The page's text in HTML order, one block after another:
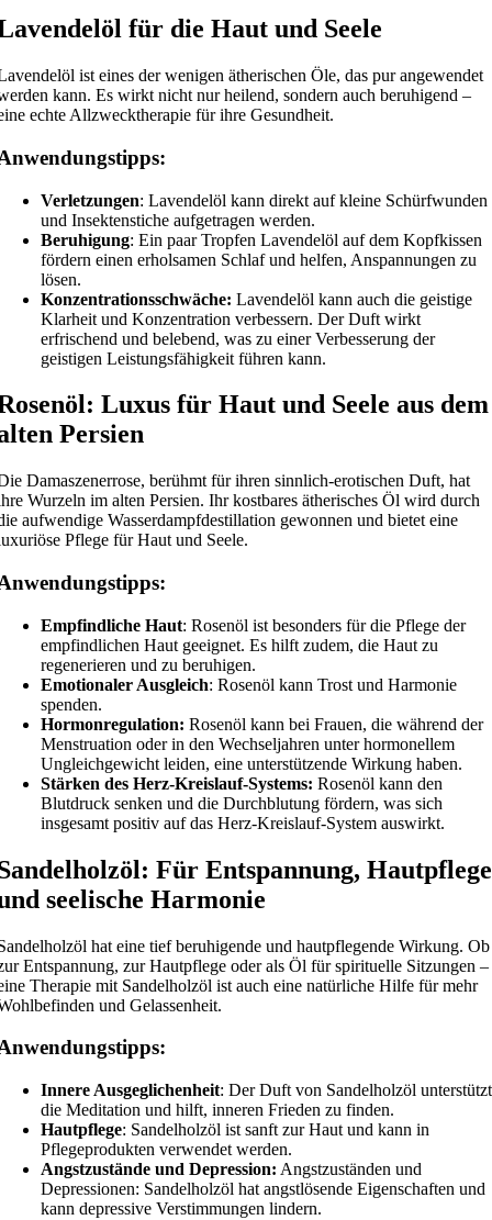
für die Haut und Seele
ist eines der wenigen ätherischen Öle, das pur angewendet
kann. Es wirkt nicht nur heilend, sondern auch beruhigend –
echte Allzwecktherapie für ihre Gesundheit.
Verletzungen: Lavendelöl kann direkt auf kleine Schürfwunden
und Insektenstiche aufgetragen werden.
Beruhigung: Ein paar Tropfen Lavendelöl auf dem Kopfkissen
fördern einen erholsamen Schlaf und helfen, Anspannungen zu
lösen.
Konzentrationsschwäche:Lavendelöl kann auch die geistige
Klarheit und Konzentration verbessern. Der Duft wirkt
erfrischend und belebend, was zu einer Verbesserung der
geistigen Leistungsfähigkeit führen kann.
Luxus für Haut und Seele aus dem
Persien
Damaszenerrose, berühmt für ihren sinnlich-erotischen Duft, hat
Wurzeln im alten Persien. Ihr kostbares ätherisches Öl wird durch
aufwendige Wasserdampfdestillation gewonnen und bietet eine
Pflege für Haut und Seele.
Empfindliche Haut: Rosenöl ist besonders für die Pflege der
empfindlichen Haut geeignet. Es hilft zudem, die Haut zu
regenerieren und zu beruhigen.
Emotionaler Ausgleich: Rosenöl kann Trost und Harmonie
spenden.
Hormonregulation: Rosenöl kann bei Frauen, die während der
Menstruation oder in den Wechseljahren unter hormonellem
Ungleichgewicht leiden, eine unterstützende Wirkung haben.
Stärken des Herz-Kreislauf-Systems: Rosenöl kann den
Blutdruck senken und die Durchblutung fördern, was sich
insgesamt positiv auf das Herz-Kreislauf-System auswirkt.
Für Entspannung, Hautpflege
seelische Harmonie
hat eine tief beruhigende und hautpflegende Wirkung. Ob
Entspannung, zur Hautpflege oder als Öl für spirituelle Sitzungen –
Therapie mit Sandelholzöl ist auch eine natürliche Hilfe für mehr
und Gelassenheit.
Innere Ausgeglichenheit: Der Duft von Sandelholzöl unterstützt
die Meditation und hilft, inneren Frieden zu finden.
Hautpflege: Sandelholzöl ist sanft zur Haut und kann in
Pflegeprodukten verwendet werden.
Angstzustände und Depression: Angstzuständen und
Depressionen: Sandelholzöl hat angstlösende Eigenschaften und
kann depressive Verstimmungen lindern.